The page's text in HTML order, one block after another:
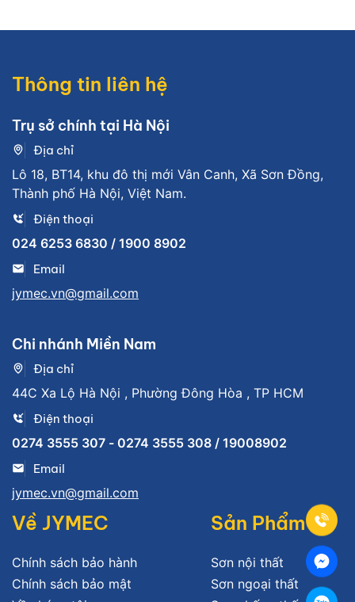
Thông tin liên hệ
Trụ sở chính tại Hà Nội
Địa chỉ
Lô 18, BT14, khu đô thị mới Vân Canh, Xã Sơn Đồng,
Thành phố Hà Nội, Việt Nam.
Điện thoại
024 6253 6830 / 1900 8902
Email
jymec.vn@gmail.com
Chi nhánh Miền Nam
Địa chỉ
44C Xa Lộ Hà Nội , Phường Đông Hòa , TP HCM
Điện thoại
0274 3555 307 - 0274 3555 308 / 19008902
Email
jymec.vn@gmail.com
Về JYMEC
Chính sách bảo hành
Chính sách bảo mật
Sản Phẩm
Sơn nội thất
Sơn ngoại thất